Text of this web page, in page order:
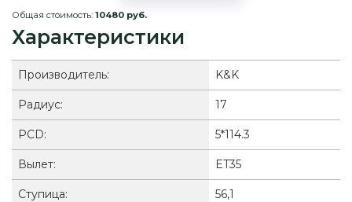
Общая стоимость: 10480 руб.
Характеристики
Производитель: K&K
Радиус: 17
PCD: 5*114.3
Вылет: ET35
Ступица: 56,1